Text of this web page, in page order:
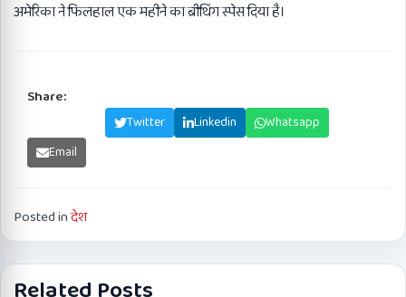
अमेरिका ने फिलहाल एक महीने का ब्रीथिंग स्पेस दिया है।
Share:
Twitter Linkedin
Whatsapp
Email
Posted inदेश